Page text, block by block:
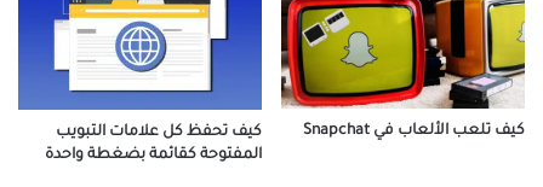
كيف تلعب الألعاب في Snapchat
كيف تحفظ كل علامات التبويب
المفتوحة كقائمة بضغطة واحدة